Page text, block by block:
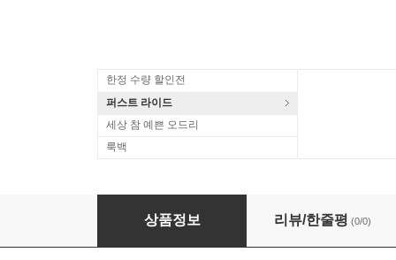
한정 수량 할인전
퍼스트 라이드
세상 참 예쁜 오드리
룩백
Piatti Quartet (피아티 사중주단) - 판타지
상품정보 리뷰/한줄평 (0/0)